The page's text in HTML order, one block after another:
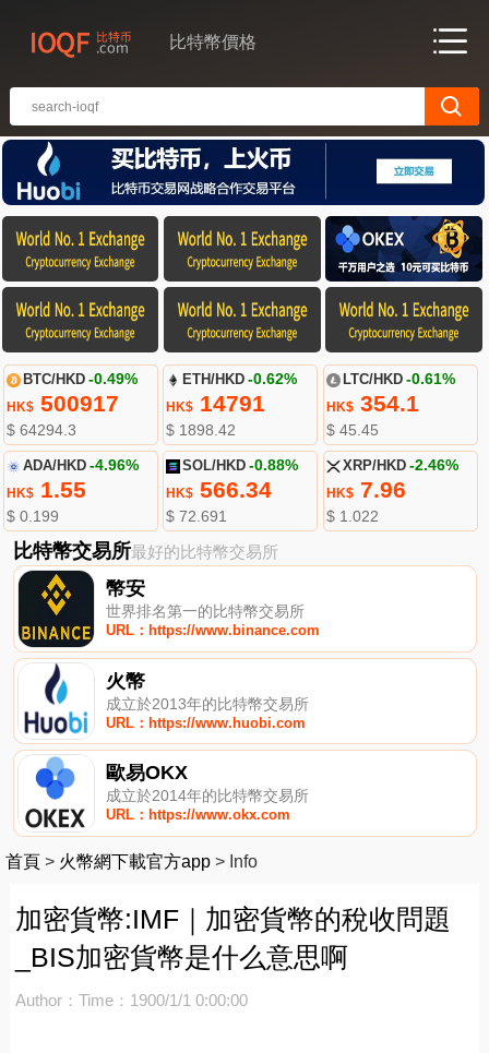
比特幣價格
BTC/HKD -0.49%
HK$500917
$ 64294.3
ETH/HKD -0.62%
HK$ 14791
$ 1898.42
LTC/HKD -0.61%
HK$354.1
$ 45.45
ADA/HKD -4.96%
HK$1.55
$ 0.199
SOL/HKD -0.88%
HK$ 566.34
$ 72.691
XRP/HKD -2.46%
HK$7.96
$ 1.022
比特幣交易所最好的比特幣交易所
幣安
世界排名第一的比特幣交易所
URL：https://www.binance.com
火幣
成立於2013年的比特幣交易所
URL：https://www.huobi.com
歐易OKX
成立於2014年的比特幣交易所
URL：https://www.okx.com
首頁 > 火幣網下載官方app > Info
加密貨幣:IMF｜加密貨幣的稅收問題
_BIS加密貨幣是什么意思啊
Author： Time：1900/1/1 0:00:00